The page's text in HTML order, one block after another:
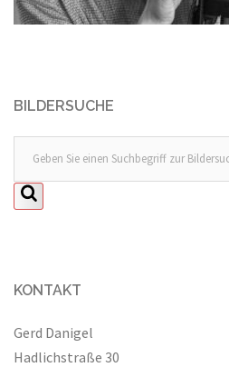
BILDERSUCHE
KONTAKT
Gerd Danigel
Hadlichstraße 30